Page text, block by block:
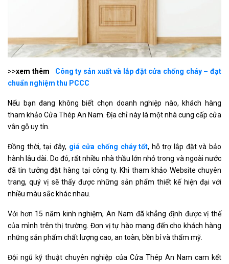
>>xem thêm
Công ty sản xuất và lắp đặt cửa chống cháy – đạt
chuẩn nghiệm thu PCCC
Nếu bạn đang không biết chọn doanh nghiệp nào, khách hàng
tham khảo Cửa Thép An Nam. Địa chỉ này là một nhà cung cấp cửa
vân gỗ uy tín.
Đồng thời, tại đây, giá cửa chống cháy tốt, hỗ trợ lắp đặt và bảo
hành lâu dài. Do đó, rất nhiều nhà thầu lớn nhỏ trong và ngoài nước
đã tin tưởng đặt hàng tại công ty. Khi tham khảo Website chuyên
trang, quý vị sẽ thấy được những sản phẩm thiết kế hiện đại với
nhiều màu sắc khác nhau.
Với hơn 15 năm kinh nghiệm, An Nam đã khẳng định được vị thế
của mình trên thị trường. Đơn vị tự hào mang đến cho khách hàng
những sản phẩm chất lượng cao, an toàn, bền bỉ và thẩm mỹ.
Đội ngũ kỹ thuật chuyên nghiệp của Cửa Thép An Nam cam kết